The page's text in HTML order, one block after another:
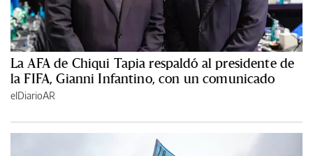
La AFA de Chiqui Tapia respaldó al presidente de
la FIFA, Gianni Infantino, con un comunicado
elDiarioAR